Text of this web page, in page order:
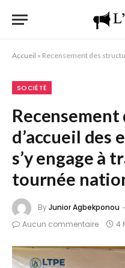
Accueil » Recensement des structures d’accueil
SOCIÉTÉ
d’accueil des
s’y engage à
tournée
ByJunior Agbekponou
Aucun commentaire
4